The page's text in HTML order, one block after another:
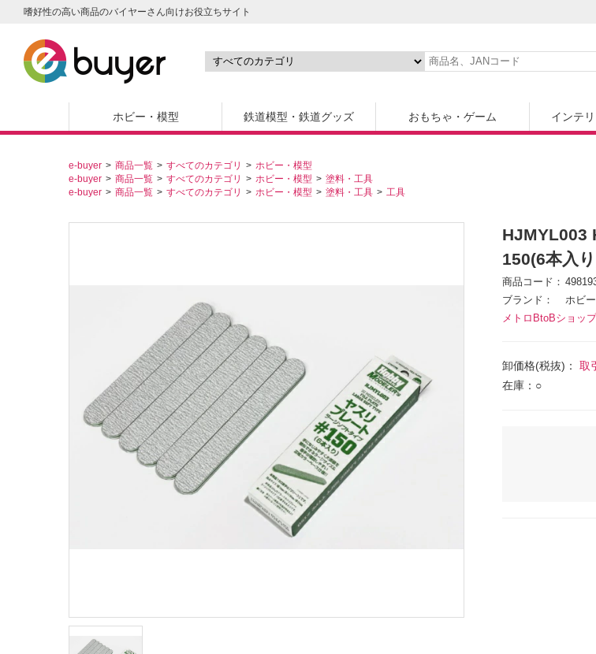
嗜好性の高い商品のバイヤーさん向けお役立ちサイト
ホビー・模型 鉄道模型・鉄道グッズ おもちゃ・ゲーム インテ
e-buyer 商品一覧 すべてのカテゴリ
ホビー・模型
e-buyer
商品一覧 すべてのカテゴリ ホビー・模型
塗料・工具
e-buyer
商品一覧 すべてのカテゴリ ホビー・模型 塗料・工具 工具
HJMYL003
150(6本入
商品コード
ブランド
ホビ
メトロBtoBショップ
卸価格(税抜)： 取
在庫：○